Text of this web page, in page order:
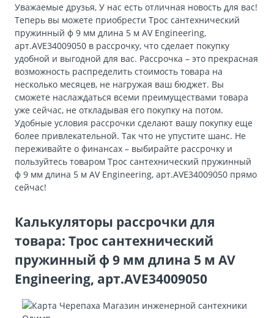
Уважаемые друзья, У нас есть отличная новость для вас!
Теперь вы можете приобрести Трос сантехнический
пружинный ф 9 мм длина 5 м AV Engineering,
арт.AVE34009050 в рассрочку, что сделает покупку
удобной и выгодной для вас. Рассрочка – это прекрасная
возможность распределить стоимость товара на
несколько месяцев, не нагружая ваш бюджет. Вы
сможете наслаждаться всеми преимуществами товара
уже сейчас, не откладывая его покупку на потом.
Удобные условия рассрочки сделают вашу покупку еще
более привлекательной. Так что не упустите шанс. Не
переживайте о финансах – выбирайте рассрочку и
пользуйтесь товаром Трос сантехнический пружинный
ф 9 мм длина 5 м AV Engineering, арт.AVE34009050 прямо
сейчас!
Калькуляторы рассрочки для
товара: Трос сантехнический
пружинный ф 9 мм длина 5 м AV
Engineering, арт.AVE34009050